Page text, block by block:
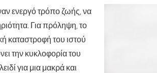
ενεργό τρόπο ζωής, να
Για πρόληψη, το
καταστροφή του ιστού
την κυκλοφορία του
για μια μακρά και